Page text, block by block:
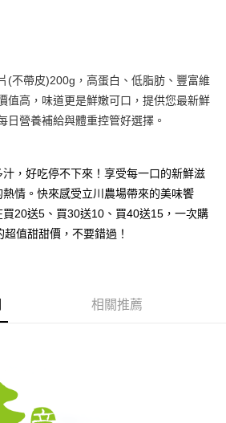
(不帶皮)200g，高蛋白、低脂肪、豐富維
值高，味道更是鮮嫩可口，提供您最新鮮
日營養補給與體重控管好選擇。
，好吃停不下來！享受每一口的新鮮滋
情。快來感受立川農場帶來的美味饗
20送5、買30送10、買40送15，一次購
值甜甜價，不要錯過！
相關推薦